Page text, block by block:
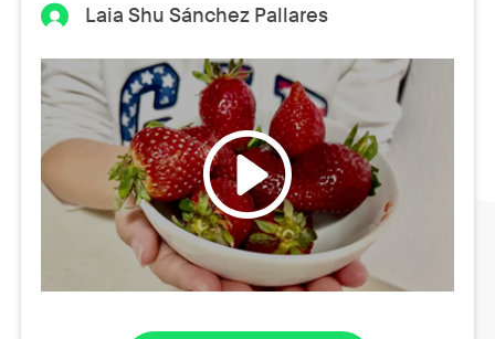
Laia Shu Sánchez Pallares